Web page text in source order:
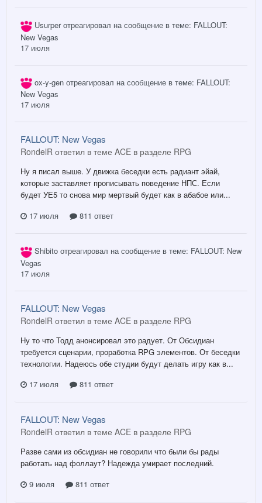
Usurperотреагировал на сообщение в теме: FALLOUT:
New Vegas
17 июля
ox-y-gen отреагировал на сообщение в теме: FALLOUT:
New Vegas
17 июля
FALLOUT: New Vegas
RondelR ответил в теме ACE в разделе RPG
Ну я писал выше. У движка беседки есть радиант эйай,
которые заставляет прописывать поведение НПС. Если
будет УЕ5 то снова мир мертвый будет как в абабое или...
17 июля
811 ответ
Shibito отреагировал на сообщение в теме: FALLOUT: New
Vegas
17 июля
FALLOUT: New Vegas
RondelR ответил в теме ACE в разделе RPG
Ну то что Тодд анонсировал это радует. От Обсидиан
требуется сценарии, проработка RPG элементов. От беседки
технологии. Надеюсь обе студии будут делать игру как в...
17 июля
811 ответ
FALLOUT: New Vegas
RondelR ответил в теме ACE в разделе RPG
Разве сами из обсидиан не говорили что были бы рады
работать над фоллаут? Надежда умирает последний.
9 июля
811 ответ